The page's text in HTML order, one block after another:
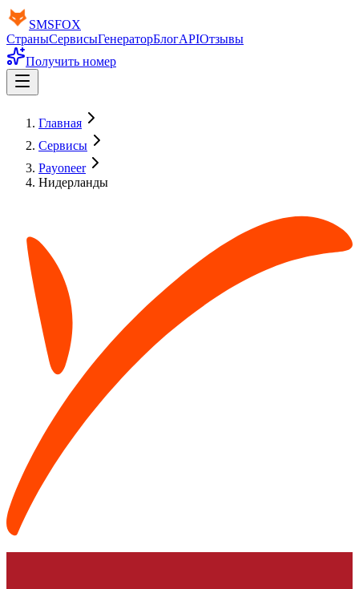
SMSFOX
СтраныСервисыГенераторБлогAPIОтзывы
Получить номер
Главная
Сервисы
Payoneer
Нидерланды